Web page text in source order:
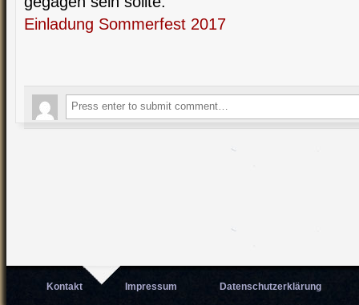
Einladung Sommerfest 2017
Kontakt Impressum Datenschutzerklärung